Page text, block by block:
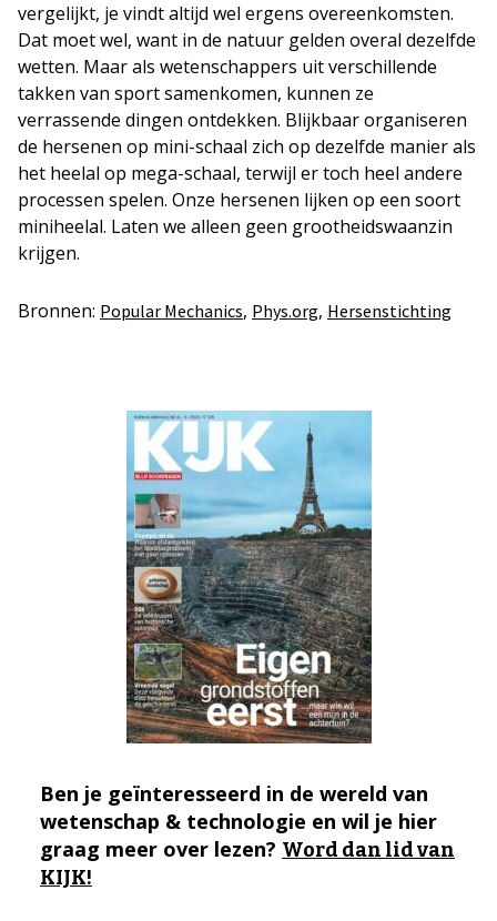
vergelijkt, je vindt altijd wel ergens overeenkomsten.
Dat moet wel, want in de natuur gelden overal dezelfde
wetten. Maar als wetenschappers uit verschillende
takken van sport samenkomen, kunnen ze
verrassende dingen ontdekken. Blijkbaar organiseren
de hersenen op mini-schaal zich op dezelfde manier als
het heelal op mega-schaal, terwijl er toch heel andere
processen spelen. Onze hersenen lijken op een soort
miniheelal. Laten we alleen geen grootheidswaanzin
krijgen.
Bronnen: Popular Mechanics, Phys.org, Hersenstichting
Ben je geïnteresseerd in de wereld van
wetenschap & technologie en wil je hier
graag meer over lezen? Word dan lid van
KIJK!